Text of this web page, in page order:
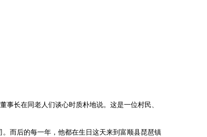
长在同老人们谈心时质朴地说。这是一位村民、
而后的每一年，他都在生日这天来到富顺县琵琶镇